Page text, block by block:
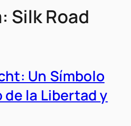
Silk Road
Un Símbolo
la Libertad y